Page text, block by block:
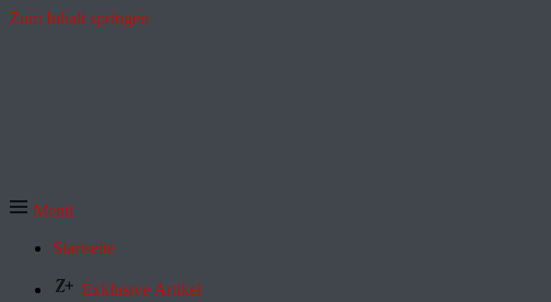
Zum Inhalt springen
Menü
Startseite
Exklusive Artikel